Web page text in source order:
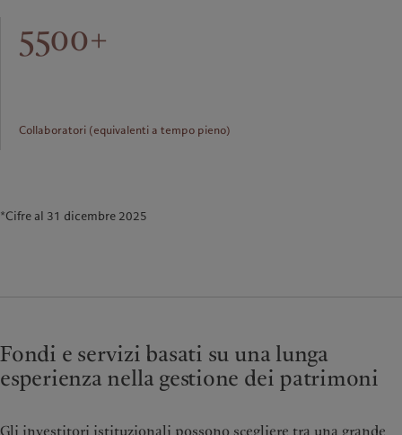
5500+
Collaboratori (equivalenti a tempo pieno)
*Cifre al 31 dicembre 2025
Fondi e servizi basati su una lunga
esperienza nella gestione dei patrimoni